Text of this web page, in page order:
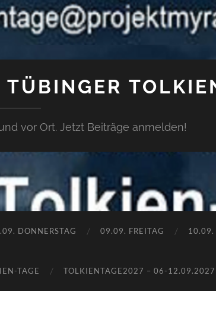
vor Ort. Jetzt Beiträge anmelden!
DONNERSTAG 09.09. FREITAG 10.09.
TAGE TOLKIENTAGE2027 – 06-12.09.2027